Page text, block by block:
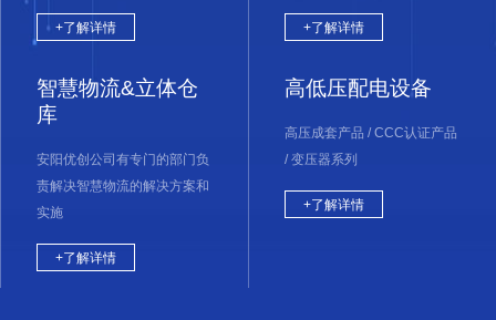
智慧物流&立体仓
安阳优创公司有专门的部门负
责解决智慧物流的解决方案和
高压成套产品 / CCC认证产品